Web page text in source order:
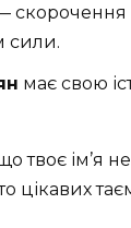
скорочення
сили.
має свою
твоє ім’я
цікавих